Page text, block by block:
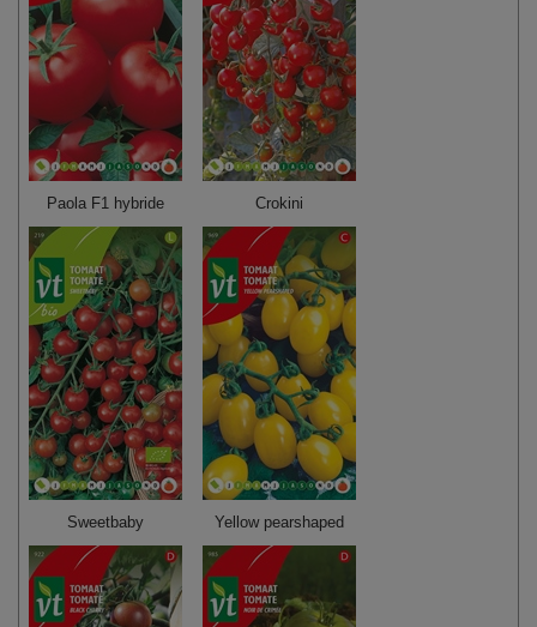
Paola F1 hybride Crokini
Sweetbaby Yellow pearshaped